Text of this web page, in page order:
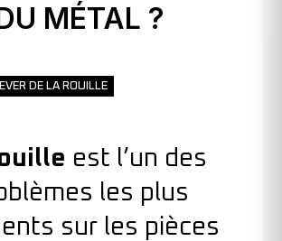
MÉTAL ?
DE LA ROUILLE
est l’un des
les plus
sur les pièces